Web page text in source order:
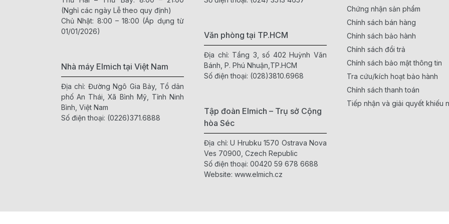
(Nghỉ các ngày Lễ theo quy định)
Chủ Nhật: 8:00 – 18:00 (Áp dụng từ
01/01/2026)
Nhà máy Elmich tại Việt Nam
Địa chỉ: Đường Ngô Gia Bảy, Tổ dân
phố An Thái, Xã Bình Mỹ, Tỉnh Ninh
Bình, Việt Nam
Số điện thoại: (0226)371.6888
Văn phòng tại TP.HCM
Địa chỉ: Tầng 3, số 402 Huỳnh Văn
Bánh, P. Phú Nhuận,TP.HCM
Số điện thoại: (028)3810.6968
Tập đoàn Elmich – Trụ sở Cộng
hòa Séc
Địa chỉ: U Hrubku 1570 Ostrava Nova
Ves 70900, Czech Republic
Số điện thoại: 00420 59 678 6688
Website: www.elmich.cz
Chứng nhận sản phẩm
Chính sách bán hàng
Chính sách bảo hành
Chính sách đổi trả
Chính sách bảo mật thông tin
Tra cứu/kích hoạt bảo hành
Chính sách thanh toán
Tiếp nhận và giải quyết khiếu